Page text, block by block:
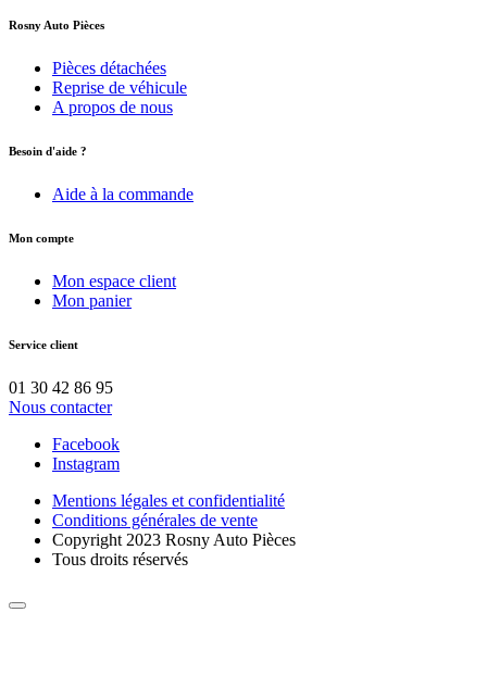
Rosny Auto Pièces
Pièces détachées
Reprise de véhicule
A propos de nous
Besoin d'aide ?
Aide à la commande
Mon compte
Mon espace client
Mon panier
Service client
01 30 42 86 95
Nous contacter
Facebook
Instagram
Mentions légales et confidentialité
Conditions générales de vente
Copyright 2023 Rosny Auto Pièces
Tous droits réservés